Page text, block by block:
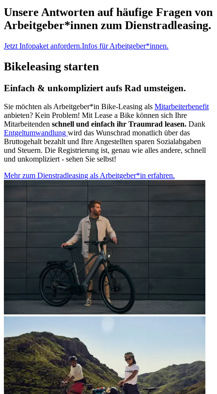
Unsere Antworten auf häufige Fragen von
Arbeitgeber*innen zum Dienstradleasing.
Jetzt Infopaket anfordern.Infos für Arbeitgeber*innen.
Bikeleasing starten
Einfach & unkompliziert aufs Rad umsteigen.
Sie möchten als Arbeitgeber*in Bike-Leasing als Mitarbeiterbenefit
anbieten? Kein Problem! Mit Lease a Bike können sich Ihre
Mitarbeitenden schnell und einfach ihr Traumrad leasen. Dank
Entgeltumwandlung wird das Wunschrad monatlich über das
Bruttogehalt bezahlt und Ihre Angestellten sparen Sozialabgaben
und Steuern. Die Registrierung ist, genau wie alles andere, schnell
und unkompliziert - sehen Sie selbst!
Mehr zum Dienstradleasing als Arbeitgeber*in erfahren.